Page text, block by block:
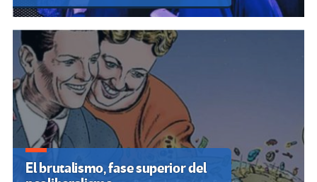
El brutalismo, fase superior del